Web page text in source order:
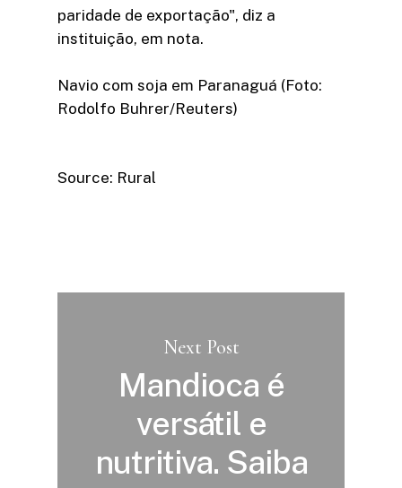
paridade de exportação", diz a
instituição, em nota.
Navio com soja em Paranaguá (Foto:
Rodolfo Buhrer/Reuters)
Source: Rural
Next Post
Mandioca é
versátil e
nutritiva. Saiba